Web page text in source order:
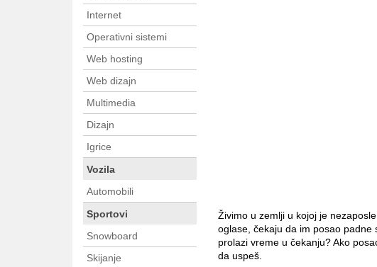
Živimo u zemlji u kojoj je
oglase, čekaju da im posao
prolazi vreme u čekanju? Ako
da uspeš.
Internet
Operativni sistemi
Web hosting
Web dizajn
Multimedia
Dizajn
Igrice
Vozila
Automobili
Sportovi
Snowboard
Skijanje